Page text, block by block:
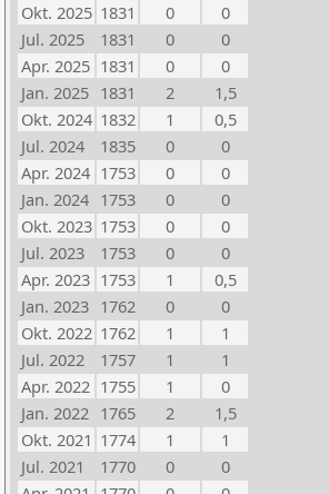
Okt. 2025 1831 0
0
Jul. 2025
1831 0
0
Apr. 2025 1831 0
0
Jan. 2025 1831 2
1,5
Okt. 2024 1832 1
0,5
Jul. 2024
1835 0
0
Apr. 2024 1753 0
0
Jan. 2024 1753 0
0
Okt. 2023 1753 0
0
Jul. 2023
1753 0
0
Apr. 2023 1753 1
0,5
Jan. 2023 1762 0
0
Okt. 2022 1762 1
1
Jul. 2022
1757 1
1
Apr. 2022 1755 1
0
Jan. 2022 1765 2
1,5
Okt. 2021 1774 1
1
Jul. 2021
1770 0
0